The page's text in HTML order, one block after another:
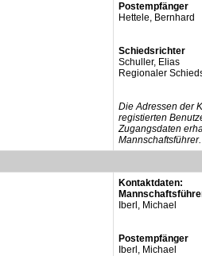
Postempfänger
Hettele, Bernhard
Schiedsrichter
Schuller, Elias
Regionaler
Die Adressen der
registierten
Zugangsdaten
Mannschaftsführer.
Kontaktdaten:
Iberl, Michael
Postempfänger
Iberl, Michael